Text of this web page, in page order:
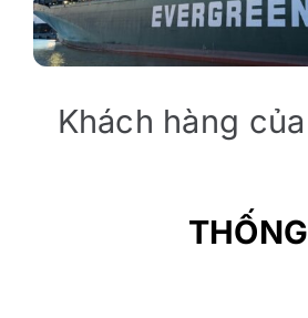
Khách hàng của
THỐNG